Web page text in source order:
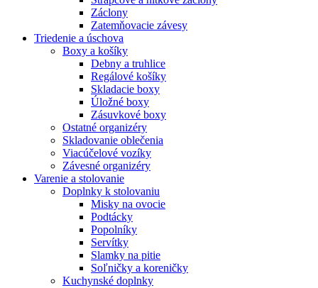
Záclony
Zatemňovacie závesy
Triedenie a úschova
Boxy a košíky
Debny a truhlice
Regálové košíky
Skladacie boxy
Úložné boxy
Zásuvkové boxy
Ostatné organizéry
Skladovanie oblečenia
Viacúčelové vozíky
Závesné organizéry
Varenie a stolovanie
Doplnky k stolovaniu
Misky na ovocie
Podtácky
Popolníky
Servítky
Slamky na pitie
Soľničky a koreničky
Kuchynské doplnky